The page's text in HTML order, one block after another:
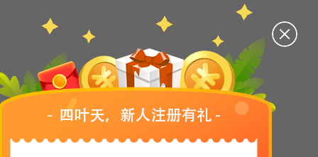
产品介绍